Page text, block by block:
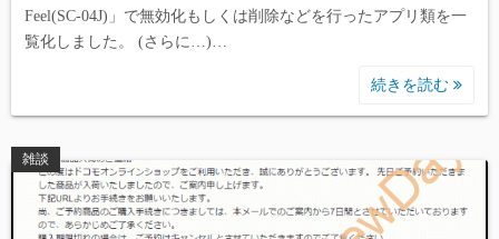
Feel(SC-04J)」で無効化もしくは削除などを行ったアプリ類を一
覧化しました。 (さらに…)…
続きを読む
雑談